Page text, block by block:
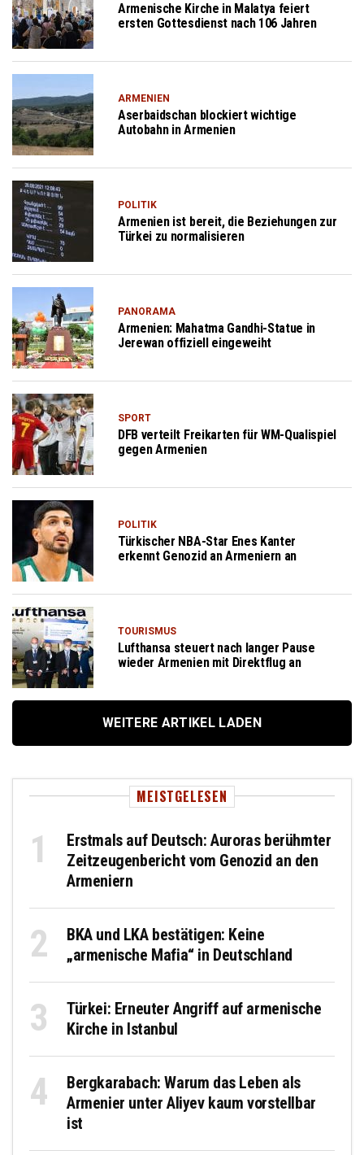
Armenische Kirche in Malatya feiert
ersten Gottesdienst nach 106 Jahren
ARMENIEN
Aserbaidschan blockiert wichtige
Autobahn in Armenien
POLITIK
Armenien ist bereit, die Beziehungen zur
Türkei zu normalisieren
PANORAMA
Armenien: Mahatma Gandhi-Statue in
Jerewan offiziell eingeweiht
SPORT
DFB verteilt Freikarten für WM-Qualispiel
gegen Armenien
POLITIK
Türkischer NBA-Star Enes Kanter
erkennt Genozid an Armeniern an
TOURISMUS
Lufthansa steuert nach langer Pause
wieder Armenien mit Direktflug an
WEITERE ARTIKEL LADEN
MEISTGELESEN
Erstmals auf Deutsch: Auroras berühmter
Zeitzeugenbericht vom Genozid an den
Armeniern
BKA und LKA bestätigen: Keine
„armenische Mafia“ in Deutschland
Türkei: Erneuter Angriff auf armenische
Kirche in Istanbul
Bergkarabach: Warum das Leben als
Armenier unter Aliyev kaum vorstellbar
ist